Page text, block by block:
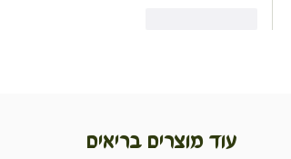
עוד מוצרים בריאים